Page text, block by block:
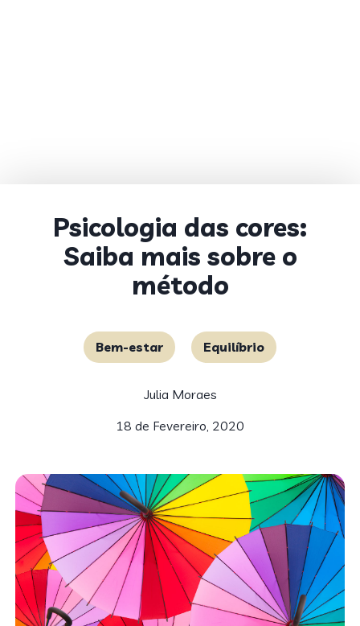
Psicologia das cores:
Saiba mais sobre o
método
Bem-estar Equilíbrio
Julia Moraes
18 de Fevereiro, 2020